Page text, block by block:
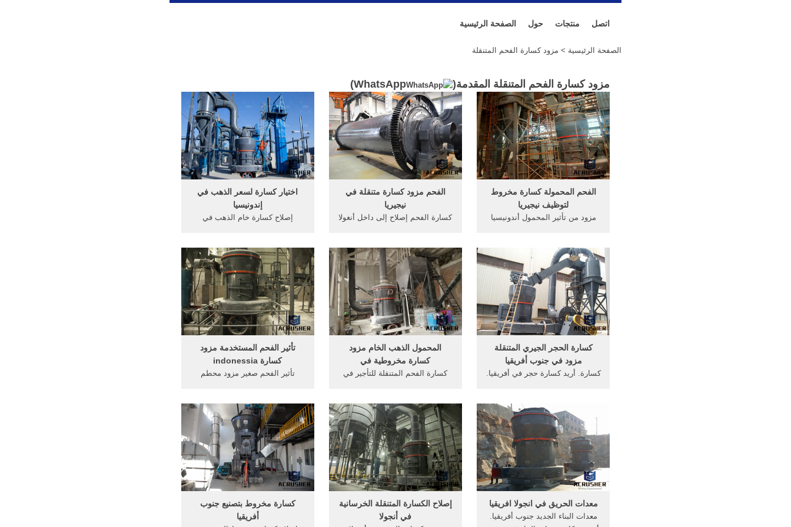
الصفحة الرئيسية حول منتجات اتصل
الصفحة الرئيسية > مزود كسارة الفحم المتنقلة
مزود كسارة الفحم المتنقلة المقدمة( WhatsApp
)
اختيار كسارة لسعر الذهب في
إندونيسيا
إصلاح كسارة خام الذهب في
الكسارات المتنقلة للبيع في
إندونيسيا كسارة الراشد في .
الحزام في . اختيار محطم لسعر
الذهب في اندونيسيا.
الفحم مزود كسارة متنقلة في
نيجيريا
كسارة الفحم إصلاح إلى داخل أنغولا
في نيجيريا . 2016 عالية الجودة
كسارة متنقلة, كسارة المتنقلة سعر
.
الفحم المحمولة كسارة مخروط
لتوظيف نيجيريا
مزود من تأثير المحمول أندونيسيا
الجيري الفك محطم سعر أنغولا
مزود كسارة الفحم المحمول في
نيجيريا .
تأثير الفحم المستخدمة مزود
كسارة indonessia
تأثير الفحم صغير مزود محطم
الفحم مزود تأثير محطم في الفك
المحمول الفحم الفك مزود كسارة
في نيجيريا الخدمة عبر الإنترنت.
المحمول الذهب الخام مزود
كسارة مخروطية في
كسارة الفحم المتنقلة للتأجير في
الكاولين الصغيرة في نيجيريا
الكاولين مزود محطم المحمولة في
الكاولين إصلاح كسارة في نيجيريا ...
كسارة الحجر الجيري المتنقلة
مزود في جنوب أفريقيا
كسارة. أريد كسارة حجر في أفريقيا.
الحجر مصنعين‬‎ YouTube. Jul 07,
2016 · كسارة الحجر مصنعين في
جنوب أفريقيا_ سحق وطحن كسارة
كسارة مخروط بتصنيع جنوب
أفريقيا
إصلاح الكسارة المتنقلة الخرسانية
في أنجولا
معدات الحريق في انجولا افريقيا
معدات البناء الجديد جنوب أفريقيا.